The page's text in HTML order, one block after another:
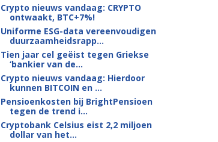
Crypto nieuws vandaag: CRYPTO
ontwaakt, BTC+7%!
Uniforme ESG-data vereenvoudigen
duurzaamheidsrapp...
Tien jaar cel geëist tegen Griekse
‘bankier van de...
Crypto nieuws vandaag: Hierdoor
kunnen BITCOIN en ...
Pensioenkosten bij BrightPensioen
tegen de trend i...
Cryptobank Celsius eist 2,2 miljoen
dollar van het...